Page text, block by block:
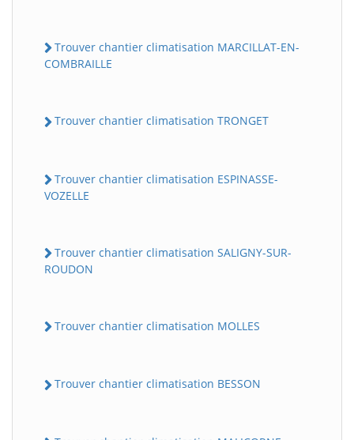
Trouver chantier climatisation MARCILLAT-EN-
COMBRAILLE
Trouver chantier climatisation TRONGET
Trouver chantier climatisation ESPINASSE-
VOZELLE
Trouver chantier climatisation SALIGNY-SUR-
ROUDON
Trouver chantier climatisation MOLLES
Trouver chantier climatisation BESSON